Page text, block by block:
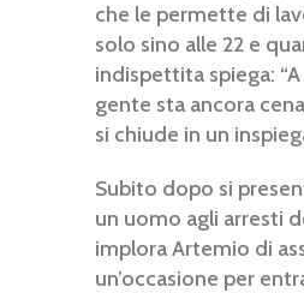
che le permette di
solo sino alle 22 e
indispettita spiega: “A
gente sta ancora
si chiude in un
Subito dopo si
un uomo agli arresti
implora Artemio di
un’occasione per